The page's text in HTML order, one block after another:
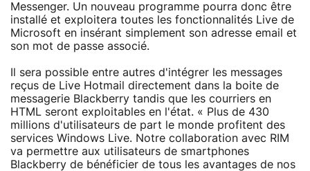
Messenger. Un nouveau programme pourra donc être
installé et exploitera toutes les fonctionnalités Live de
Microsoft en insérant simplement son adresse email et
son mot de passe associé.
Il sera possible entre autres d'intégrer les messages
reçus de Live Hotmail directement dans la boite de
messagerie Blackberry tandis que les courriers en
HTML seront exploitables en l'état. « Plus de 430
millions d'utilisateurs de part le monde profitent des
services Windows Live. Notre collaboration avec RIM
va permettre aux utilisateurs de smartphones
Blackberry de bénéficier de tous les avantages de nos